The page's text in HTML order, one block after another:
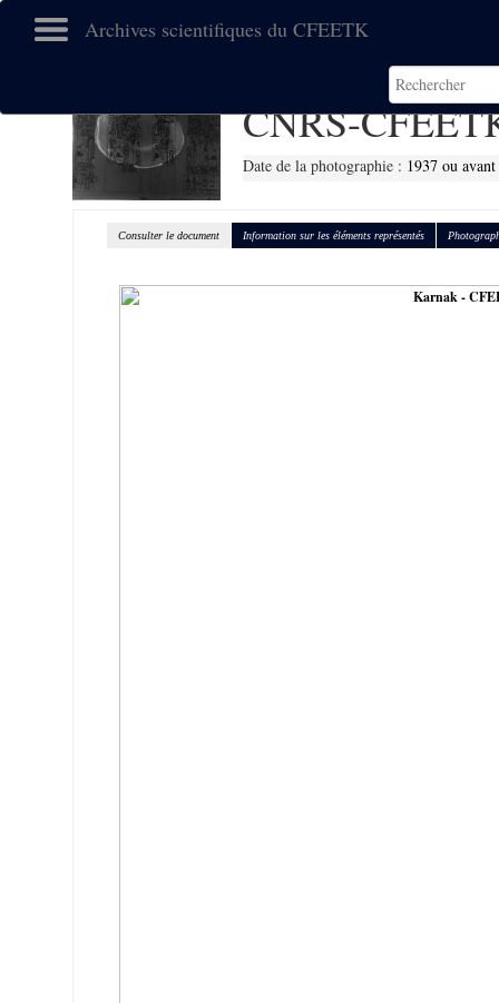
Archives scientifiques du CFEETK
CNRS-
Date de la photographie : 1937 ou
Consulter le document Information sur les éléments représentés